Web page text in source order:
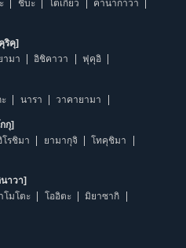
ชิบะ โตเกียว
คานากาวา
ริคุ]
ามา อิชิคาวา ฟุคุอิ
นารา วาคายามา
กุ]
โรชิมา ยามากุจิ
โทคุชิมา
าวา]
โมโตะ โออิตะ
มิยาซากิ